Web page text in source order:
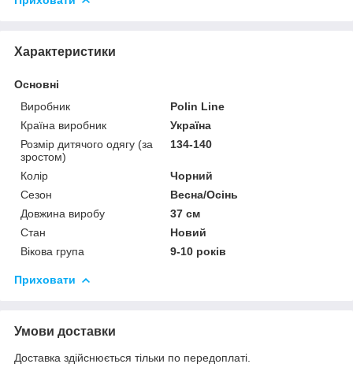
Характеристики
Основні
Виробник
Polin Line
Країна виробник
Україна
Розмір дитячого одягу (за
зростом)
134-140
Колір
Чорний
Сезон
Весна/Осінь
Довжина виробу
37 см
Стан
Новий
Вікова група
9-10 років
Приховати
Умови доставки
Доставка здійснюється тільки по передоплаті.